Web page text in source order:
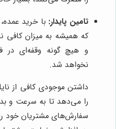
تامین پایدار: با خرید
که همیشه به میزان کافی
و هیچ گونه وقفه‌ای در
نخواهد شد.
داشتن موجودی کافی از
را می‌دهد تا به سرعت و
سفارش‌های مشتریان خود